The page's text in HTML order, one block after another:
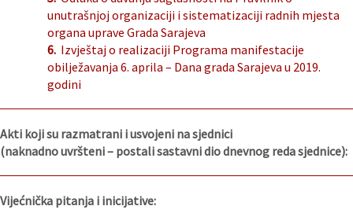
unutrašnjoj organizaciji i sistematizaciji radnih mjesta
organa uprave Grada Sarajeva
6. Izvještaj o realizaciji Programa manifestacije
obilježavanja 6. aprila – Dana grada Sarajeva u 2019.
godini
Akti koji su razmatrani i usvojeni na sjednici
(naknadno uvršteni – postali sastavni dio dnevnog reda sjednice):
Vijećnička pitanja i inicijative: